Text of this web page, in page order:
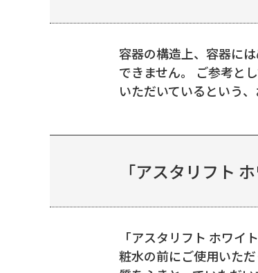
容器の構造上、容器に
できません。 ご参考と
いただいているという
「アスタリフト
「アスタリフト ホワ
粧水の前にご使用いた